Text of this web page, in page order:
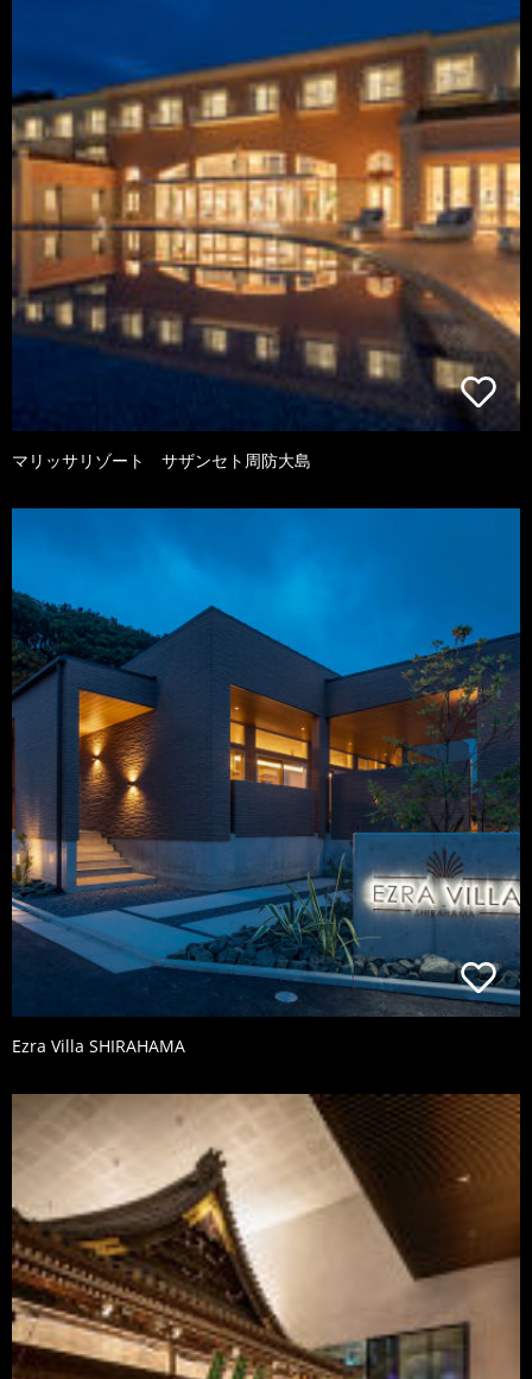
マリッサリゾート サザンセト周防大島
Ezra Villa SHIRAHAMA